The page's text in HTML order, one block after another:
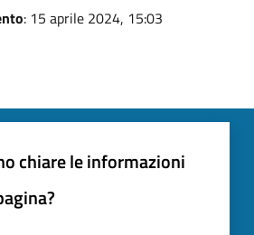
: 15 aprile 2024, 15:03
chiare le informazioni